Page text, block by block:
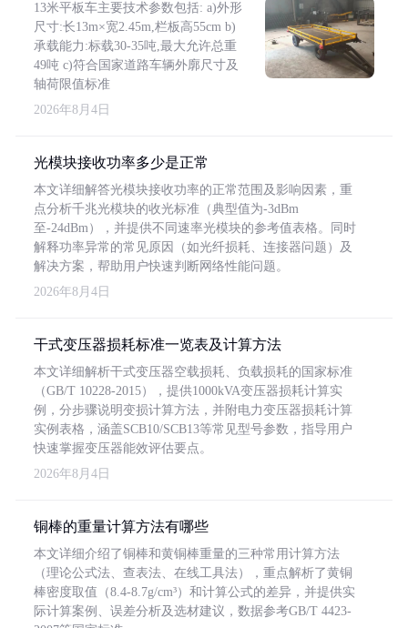
13米平板车主要技术参数包括: a)外形
尺寸:长13m×宽2.45m,栏板高55cm b)
承载能力:标载30-35吨,最大允许总重
49吨 c)符合国家道路车辆外廓尺寸及
轴荷限值标准
2026年8月4日
光模块接收功率多少是正常
本文详细解答光模块接收功率的正常范围及影响因素，重
点分析千兆光模块的收光标准（典型值为-3dBm
至-24dBm），并提供不同速率光模块的参考值表格。同时
解释功率异常的常见原因（如光纤损耗、连接器问题）及
解决方案，帮助用户快速判断网络性能问题。
2026年8月4日
干式变压器损耗标准一览表及计算方法
本文详细解析干式变压器空载损耗、负载损耗的国家标准
（GB/T 10228-2015），提供1000kVA变压器损耗计算实
例，分步骤说明变损计算方法，并附电力变压器损耗计算
实例表格，涵盖SCB10/SCB13等常见型号参数，指导用户
快速掌握变压器能效评估要点。
2026年8月4日
铜棒的重量计算方法有哪些
本文详细介绍了铜棒和黄铜棒重量的三种常用计算方法
（理论公式法、查表法、在线工具法），重点解析了黄铜
棒密度取值（8.4-8.7g/cm³）和计算公式的差异，并提供实
际计算案例、误差分析及选材建议，数据参考GB/T 4423-